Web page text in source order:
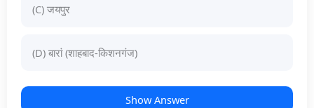
(C) जयपुर
(D) बारां (शाहबाद-किशनगंज)
Show Answer